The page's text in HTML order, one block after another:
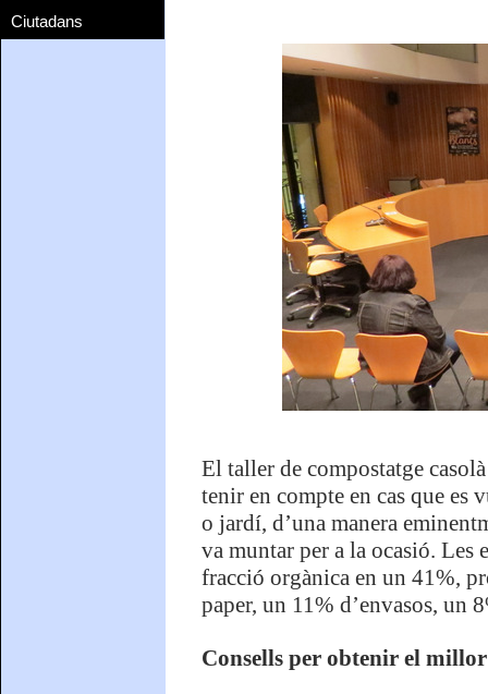
Ciutadans
El taller de compostatge
tenir en compte en cas que
o jardí, d’una manera
va muntar per a la ocasió. Les
fracció orgànica en un 41%,
paper, un 11% d’envasos, un
Consells per obtenir el